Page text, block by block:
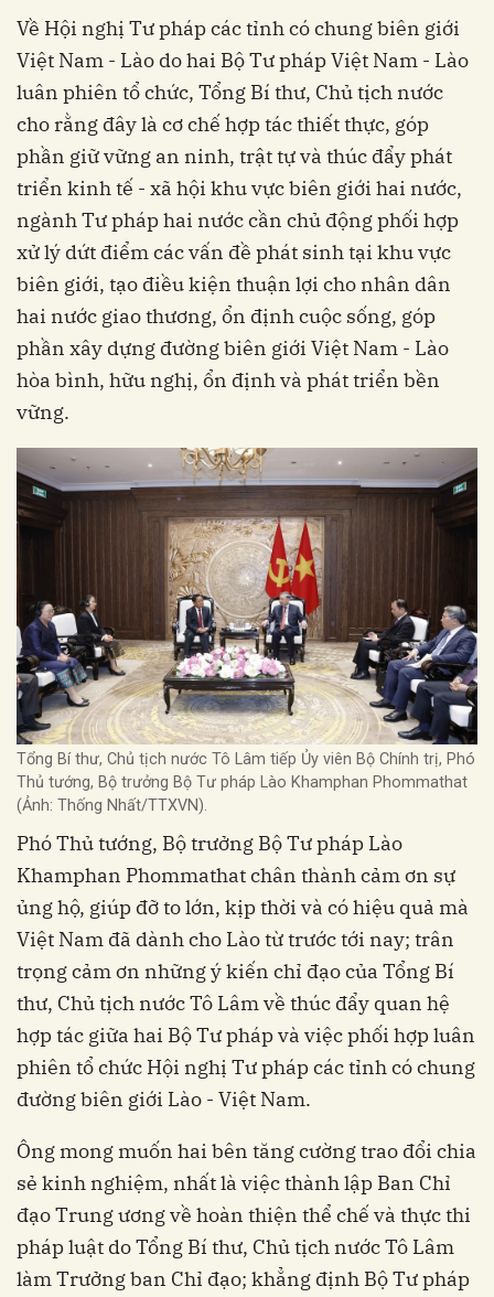
Về Hội nghị Tư pháp các tỉnh có chung biên giới
Việt Nam - Lào do hai Bộ Tư pháp Việt Nam - Lào
luân phiên tổ chức, Tổng Bí thư, Chủ tịch nước
cho rằng đây là cơ chế hợp tác thiết thực, góp
phần giữ vững an ninh, trật tự và thúc đẩy phát
triển kinh tế - xã hội khu vực biên giới hai nước,
ngành Tư pháp hai nước cần chủ động phối hợp
xử lý dứt điểm các vấn đề phát sinh tại khu vực
biên giới, tạo điều kiện thuận lợi cho nhân dân
hai nước giao thương, ổn định cuộc sống, góp
phần xây dựng đường biên giới Việt Nam - Lào
hòa bình, hữu nghị, ổn định và phát triển bền
vững.
Tổng Bí thư, Chủ tịch nước Tô Lâm tiếp Ủy viên Bộ Chính trị, Phó
Thủ tướng, Bộ trưởng Bộ Tư pháp Lào Khamphan Phommathat
(Ảnh: Thống Nhất/TTXVN).
Phó Thủ tướng, Bộ trưởng Bộ Tư pháp Lào
Khamphan Phommathat chân thành cảm ơn sự
ủng hộ, giúp đỡ to lớn, kịp thời và có hiệu quả mà
Việt Nam đã dành cho Lào từ trước tới nay; trân
trọng cảm ơn những ý kiến chỉ đạo của Tổng Bí
thư, Chủ tịch nước Tô Lâm về thúc đẩy quan hệ
hợp tác giữa hai Bộ Tư pháp và việc phối hợp luân
phiên tổ chức Hội nghị Tư pháp các tỉnh có chung
đường biên giới Lào - Việt Nam.
Ông mong muốn hai bên tăng cường trao đổi chia
sẻ kinh nghiệm, nhất là việc thành lập Ban Chỉ
đạo Trung ương về hoàn thiện thể chế và thực thi
pháp luật do Tổng Bí thư, Chủ tịch nước Tô Lâm
làm Trưởng ban Chỉ đạo; khẳng định Bộ Tư pháp